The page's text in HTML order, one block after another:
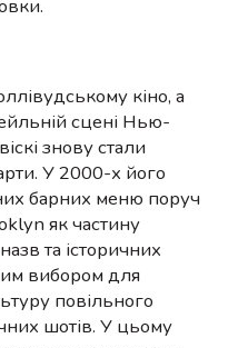
кіно, а
сцені Нью-
знову стали
У 2000-х його
барних меню поруч
як частину
та історичних
вибором для
повільного
шотів. У цьому